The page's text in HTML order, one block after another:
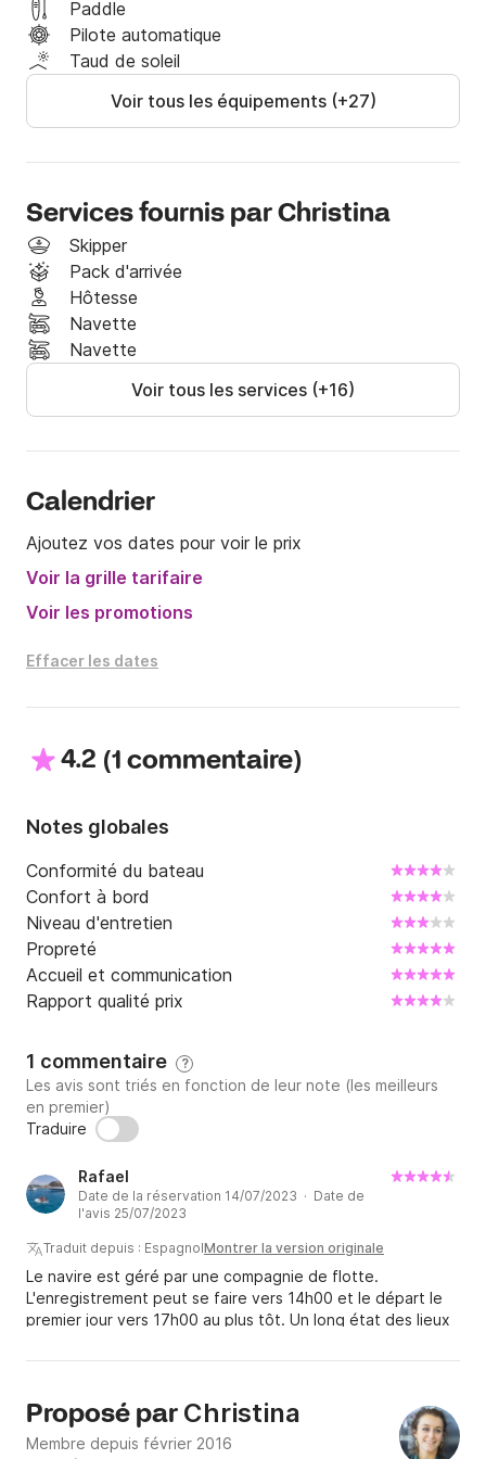
Découvrez la beauté de Skopelos et de ses joyaux
voisins dans le confort de ce voilier exquis. Réservez
votre voyage dès aujourd'hui et laissez la magie de la
mer envelopper vos sens.
Paddle
Pilote automatique
Taud de soleil
Voir tous les équipements (+27)
Services fournis par Christina
Skipper
Pack d'arrivée
Hôtesse
Navette
Navette
Voir tous les services (+16)
Calendrier
Ajoutez vos dates pour voir le prix
Voir la grille tarifaire
Voir les promotions
Effacer les dates
4.2 (1 commentaire)
Notes globales
Conformité du bateau
Confort à bord
Niveau d'entretien
Propreté
Accueil et communication
Rapport qualité prix
1 commentaire ?
Les avis sont triés en fonction de leur note (les meilleurs
en premier)
Traduire
Rafael
Date de la réservation 14/07/2023 · Date de
l'avis 25/07/2023
Traduit depuis : EspagnolMontrer la version originale
Le navire est géré par une compagnie de flotte.
L'enregistrement peut se faire vers 14h00 et le départ le
premier jour vers 17h00 au plus tôt. Un long état des lieux
espèces soit par carte bancaire. Certaines choses
fermetures éclair et certaines cordes qui doivent être
changées, un de nos sacs paresseux s'est cassé et ils ne le
remplacent pas car les choses sur l'île prennent du temps.
Proposé par Christina
Membre depuis février 2016